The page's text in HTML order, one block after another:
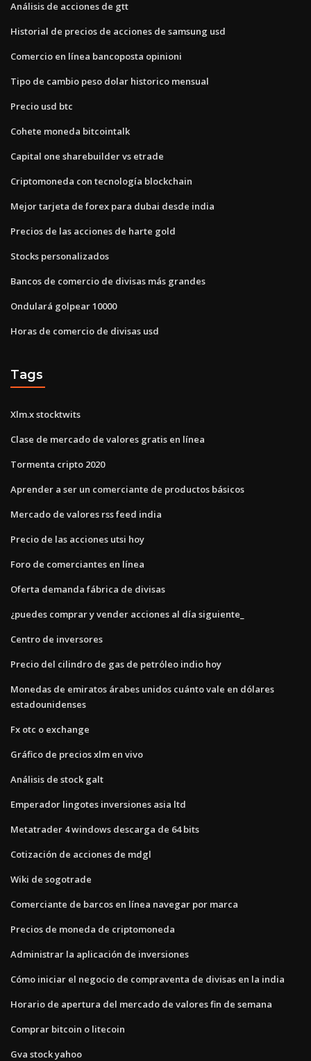
Análisis de acciones de gtt
Historial de precios de acciones de samsung usd
Comercio en línea bancoposta opinioni
Tipo de cambio peso dolar historico mensual
Precio usd btc
Cohete moneda bitcointalk
Capital one sharebuilder vs etrade
Criptomoneda con tecnología blockchain
Mejor tarjeta de forex para dubai desde india
Precios de las acciones de harte gold
Stocks personalizados
Bancos de comercio de divisas más grandes
Ondulará golpear 10000
Horas de comercio de divisas usd
Tags
Xlm.x stocktwits
Clase de mercado de valores gratis en línea
Tormenta cripto 2020
Aprender a ser un comerciante de productos básicos
Mercado de valores rss feed india
Precio de las acciones utsi hoy
Foro de comerciantes en línea
Oferta demanda fábrica de divisas
¿puedes comprar y vender acciones al día siguiente_
Centro de inversores
Precio del cilindro de gas de petróleo indio hoy
Monedas de emiratos árabes unidos cuánto vale en dólares
estadounidenses
Fx otc o exchange
Gráfico de precios xlm en vivo
Análisis de stock galt
Emperador lingotes inversiones asia ltd
Metatrader 4 windows descarga de 64 bits
Cotización de acciones de mdgl
Wiki de sogotrade
Comerciante de barcos en línea navegar por marca
Precios de moneda de criptomoneda
Administrar la aplicación de inversiones
Cómo iniciar el negocio de compraventa de divisas en la india
Horario de apertura del mercado de valores fin de semana
Comprar bitcoin o litecoin
Gva stock yahoo